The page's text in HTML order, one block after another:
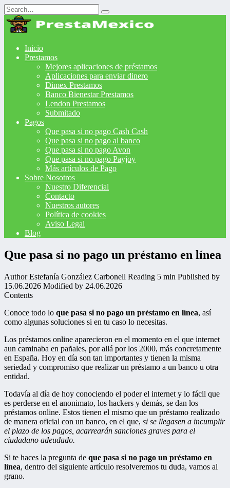
Search
for:
Inicio
Prestamos
Mejores aplicaciones de préstamos
Aplicaciones para enviar dinero
Dimex Prestamos
Banco Bienestar Prestamos
Lendon Prestamos
Submitado
Pagos
Que pasa si no pago Cash Cash
Que pasa si no pago al banco
Que pasa si no pago Avon
Que pasa si no pago Payjoy
Más artículos de Pago
Sobre Nosotros
Nuestro Diferencial
Contacto
Nuestros autores
Política de cookies
Aviso Legal
Blog
Que pasa si no pago un préstamo en línea
Author Estefanía González Carbonell Reading 5 min Published by
15.06.2026 Modified by 24.06.2026
Contents
Conoce todo lo que pasa si no pago un préstamo en línea, así
como algunas soluciones si en tu caso lo necesitas.
Los préstamos online aparecieron en el momento en el que internet
aun caminaba en pañales, por allá por los 2000, más concretamente
en España. Hoy en día son tan importantes y tienen la misma
seriedad y compromiso que realizar un préstamo a un banco u otra
entidad.
Todavía al día de hoy conociendo el poder el internet y lo fácil que
es perderse en el anonimato, los hackers y demás, se dan los
préstamos online. Estos tienen el mismo que un préstamo realizado
de manera oficial con un banco, en el que, si se llegasen a incumplir
el plazo de los pagos, acarrearán sanciones graves para el
ciudadano adeudado.
Si te haces la pregunta de que pasa si no pago un préstamo en
línea, dentro del siguiente artículo resolveremos tu duda, vamos al
grano.